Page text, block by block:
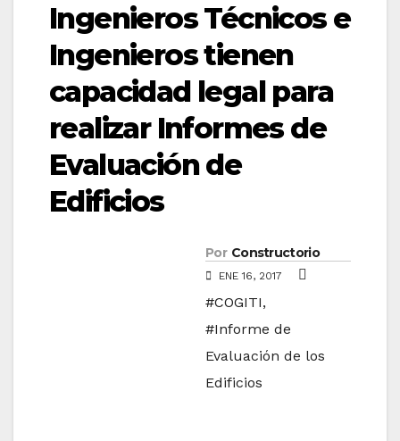
Ingenieros Técnicos e
Ingenieros tienen
capacidad legal para
realizar Informes de
Evaluación de
Edificios
Por Constructorio
ENE 16, 2017
#COGITI,
#Informe de
Evaluación de los
Edificios